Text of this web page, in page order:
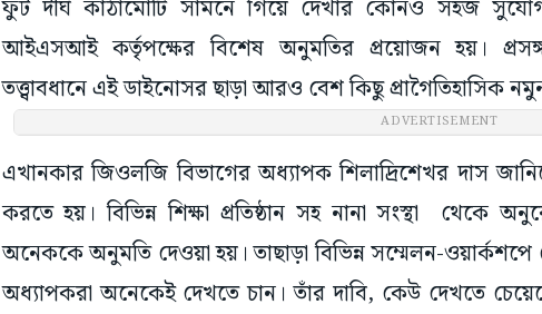
ফুট দীর্ঘ কাঠামোটি সামনে গিয়ে দেখার কোনও সহজ
আইএসআই কর্তৃপক্ষের বিশেষ অনুমতির প্রয়োজন হয়।
তত্ত্বাবধানে এই ডাইনোসর ছা‌ড়া আরও বেশ কিছু প্রাগৈতিহাসিক
ADVERTISEMENT
এখানকার জিওলজি বিভাগের অধ্যাপক শিলাদ্রিশেখর দাস
করতে হয়। বিভিন্ন শিক্ষা প্রতিষ্ঠান সহ নানা সংস্থা
অনেককে অনুমতি দেওয়া হয়। তাছাড়া বিভিন্ন সম্মেলন-ওয়ার্কশপে
অধ্যাপকরা অনেকেই দেখতে চান। তাঁর দাবি, কেউ দেখতে